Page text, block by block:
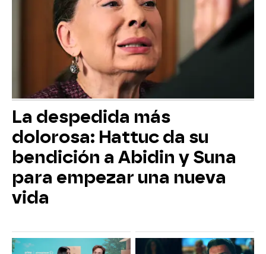
La despedida más
dolorosa: Hattuc da su
bendición a Abidin y Suna
para empezar una nueva
vida